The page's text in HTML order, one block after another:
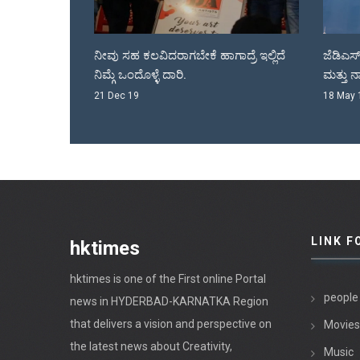
ಜೆಡಿಎಸ್ ಕೊಟೆಯಲ್ಲಿ ರಾಜಾ ವೆಂಕಟ್ಟಪ್ಪ ನಾಯಕ
ಮತ್ತು ನಾಡಗೌಡರ್ರು.
18 May 18
ನಮ್
08
hktimes
hktimes is one of the First online Portal
news in HYDERBAD-KARNATKA Region
that delivers a vision and perspective on
the latest news about Creativity,
LINK
people
Movies
Music